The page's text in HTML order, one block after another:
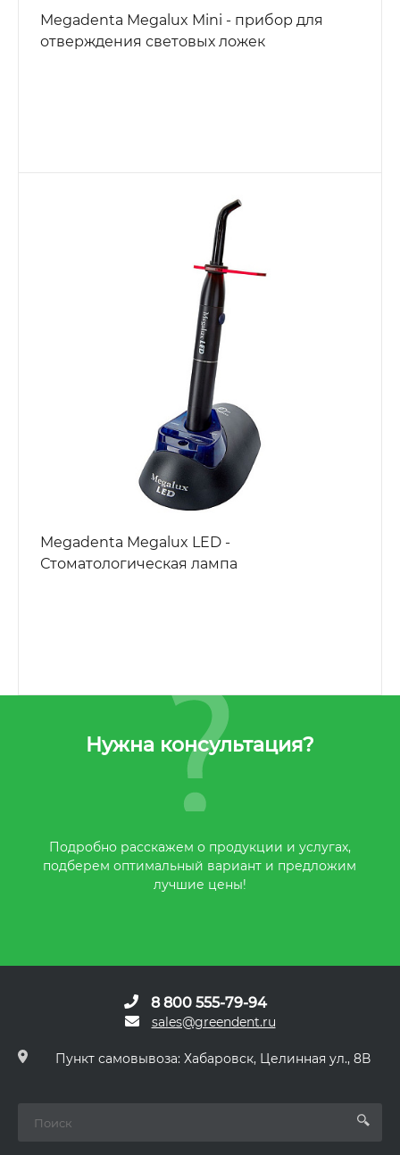
Megadenta Megalux Mini - прибор для
отверждения световых ложек
Megadenta Megalux LED -
Стоматологическая лампа
Нужна консультация?
Подробно расскажем о продукции и услугах,
подберем оптимальный вариант и предложим
лучшие цены!
8 800 555-79-94
sales@greendent.ru
Пункт самовывоза: Хабаровск, Целинная ул., 8В